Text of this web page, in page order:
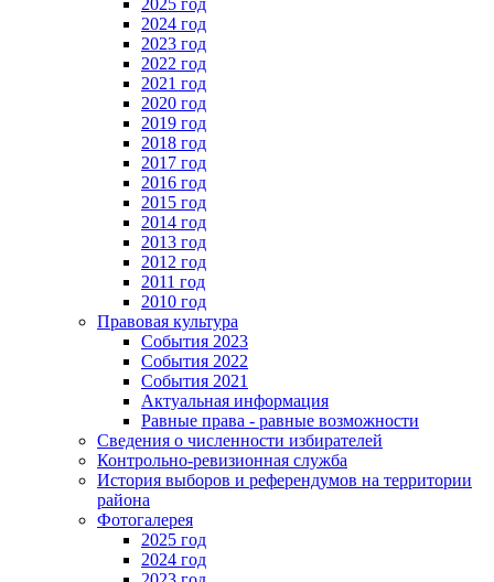
2025 год
2024 год
2023 год
2022 год
2021 год
2020 год
2019 год
2018 год
2017 год
2016 год
2015 год
2014 год
2013 год
2012 год
2011 год
2010 год
Правовая культура
События 2023
События 2022
События 2021
Актуальная информация
Равные права - равные возможности
Сведения о численности избирателей
Контрольно-ревизионная служба
История выборов и референдумов на территории
района
Фотогалерея
2025 год
2024 год